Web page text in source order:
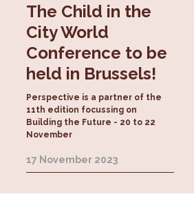
The Child in the
City World
Conference to be
held in Brussels!
Perspective is a partner of the
11th edition focussing on
Building the Future - 20 to 22
November
17 November 2023